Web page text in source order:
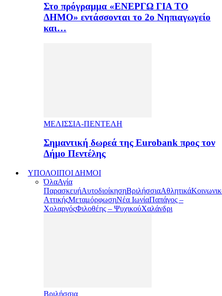
Στο πρόγραμμα «ΕΝΕΡΓΩ ΓΙΑ ΤΟ
ΔΗΜΟ» εντάσσονται το 2ο Νηπιαγωγείο
και…
ΜΕΛΙΣΣΙΑ-ΠΕΝΤΕΛΗ
Σημαντική δωρεά της Eurobank προς τον
Δήμο Πεντέλης
ΥΠΟΛΟΙΠΟΙ ΔΗΜΟΙ
ΌλαΑγία
ΠαρασκευήΑυτοδιοίκησηΒριλήσσιαΑθλητικά
ΑττικήςΜεταμόρφωσηΝέα ΙωνίαΠαπάγος –
ΧολαργόςΦιλοθέης – ΨυχικούΧαλάνδρι
Βριλήσσια